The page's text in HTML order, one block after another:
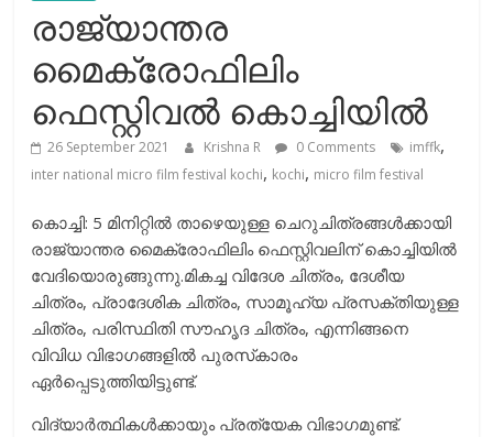
രാജ്യാന്തര
മൈക്രോഫിലിം
ഫെസ്റ്റിവല്‍ കൊച്ചിയില്‍‌
26 September 2021 Krishna R 0 Comments imffk,
inter national micro film festival kochi, kochi, micro film festival
കൊച്ചി: 5 മിനിറ്റില്‍ താഴെയുള്ള ചെറുചിത്രങ്ങള്‍ക്കായി
രാജ്യാന്തര മൈക്രോഫിലിം ഫെസ്റ്റിവലിന് കൊച്ചിയില്‍
വേദിയൊരുങ്ങുന്നു.മികച്ച വിദേശ ചിത്രം, ദേശീയ
ചിത്രം, പ്രാദേശിക ചിത്രം, സാമൂഹ്യ പ്രസക്തിയുള്ള
ചിത്രം, പരിസ്ഥിതി സൗഹൃദ ചിത്രം, എന്നിങ്ങനെ
വിവിധ വിഭാഗങ്ങളില്‍ പുരസ്‌കാരം
ഏര്‍പ്പെടുത്തിയിട്ടുണ്ട്.
വിദ്യാര്‍ത്ഥികള്‍ക്കായും പ്രത്യേക വിഭാഗമുണ്ട്.